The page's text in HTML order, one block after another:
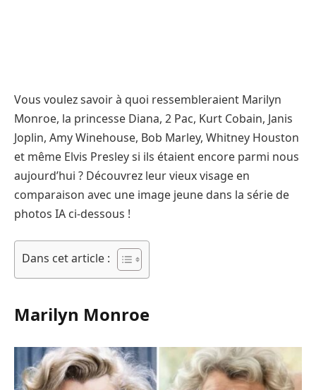
Vous voulez savoir à quoi ressembleraient Marilyn
Monroe, la princesse Diana, 2 Pac, Kurt Cobain, Janis
Joplin, Amy Winehouse, Bob Marley, Whitney Houston
et même Elvis Presley si ils étaient encore parmi nous
aujourd’hui ? Découvrez leur vieux visage en
comparaison avec une image jeune dans la série de
photos IA ci-dessous !
Dans cet article :
Marilyn Monroe